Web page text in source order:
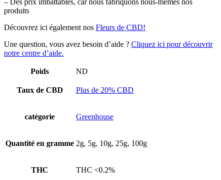
produits
Découvrez ici également nos Fleurs de CBD!
Une question, vous avez besoin d’aide ? Cliquez ici pour découvrir
notre centre d’aide.
Poids ND
Taux de CBD Plus de 20% CBD
catégorie Greenhouse
Quantité en gramme 2g, 5g, 10g, 25g, 100g
THC THC <0.2%